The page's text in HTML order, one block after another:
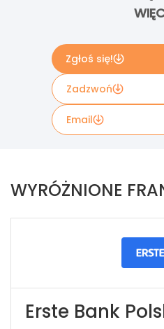
Zgłoś się!
Zadzwoń
Email
zawarte w formularzu
this,
leave
WYRÓŻNIONE
Erste Bank